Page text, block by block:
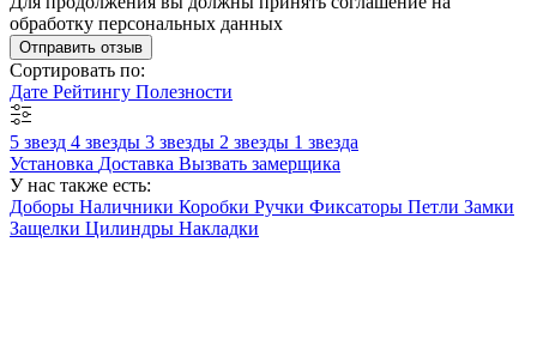
обработку персональных данных
Отправить отзыв
Сортировать по:
Дате Рейтингу Полезности
5 звезд 4 звезды 3 звезды 2 звезды 1 звезда
Установка Доставка Вызвать замерщика
У нас также есть:
Доборы Наличники Коробки Ручки Фиксаторы Петли Замки
Защелки Цилиндры Накладки